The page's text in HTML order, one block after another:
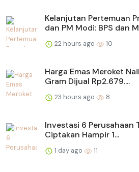
Kelanjutan Pertemuan
dan PM Modi: BPS dan
22 hours ago 10
Harga Emas Meroket
Gram Dijual Rp2.679....
23 hours ago 8
Investasi 6 Perusahaan
Ciptakan Hampir 1...
1 day ago 11